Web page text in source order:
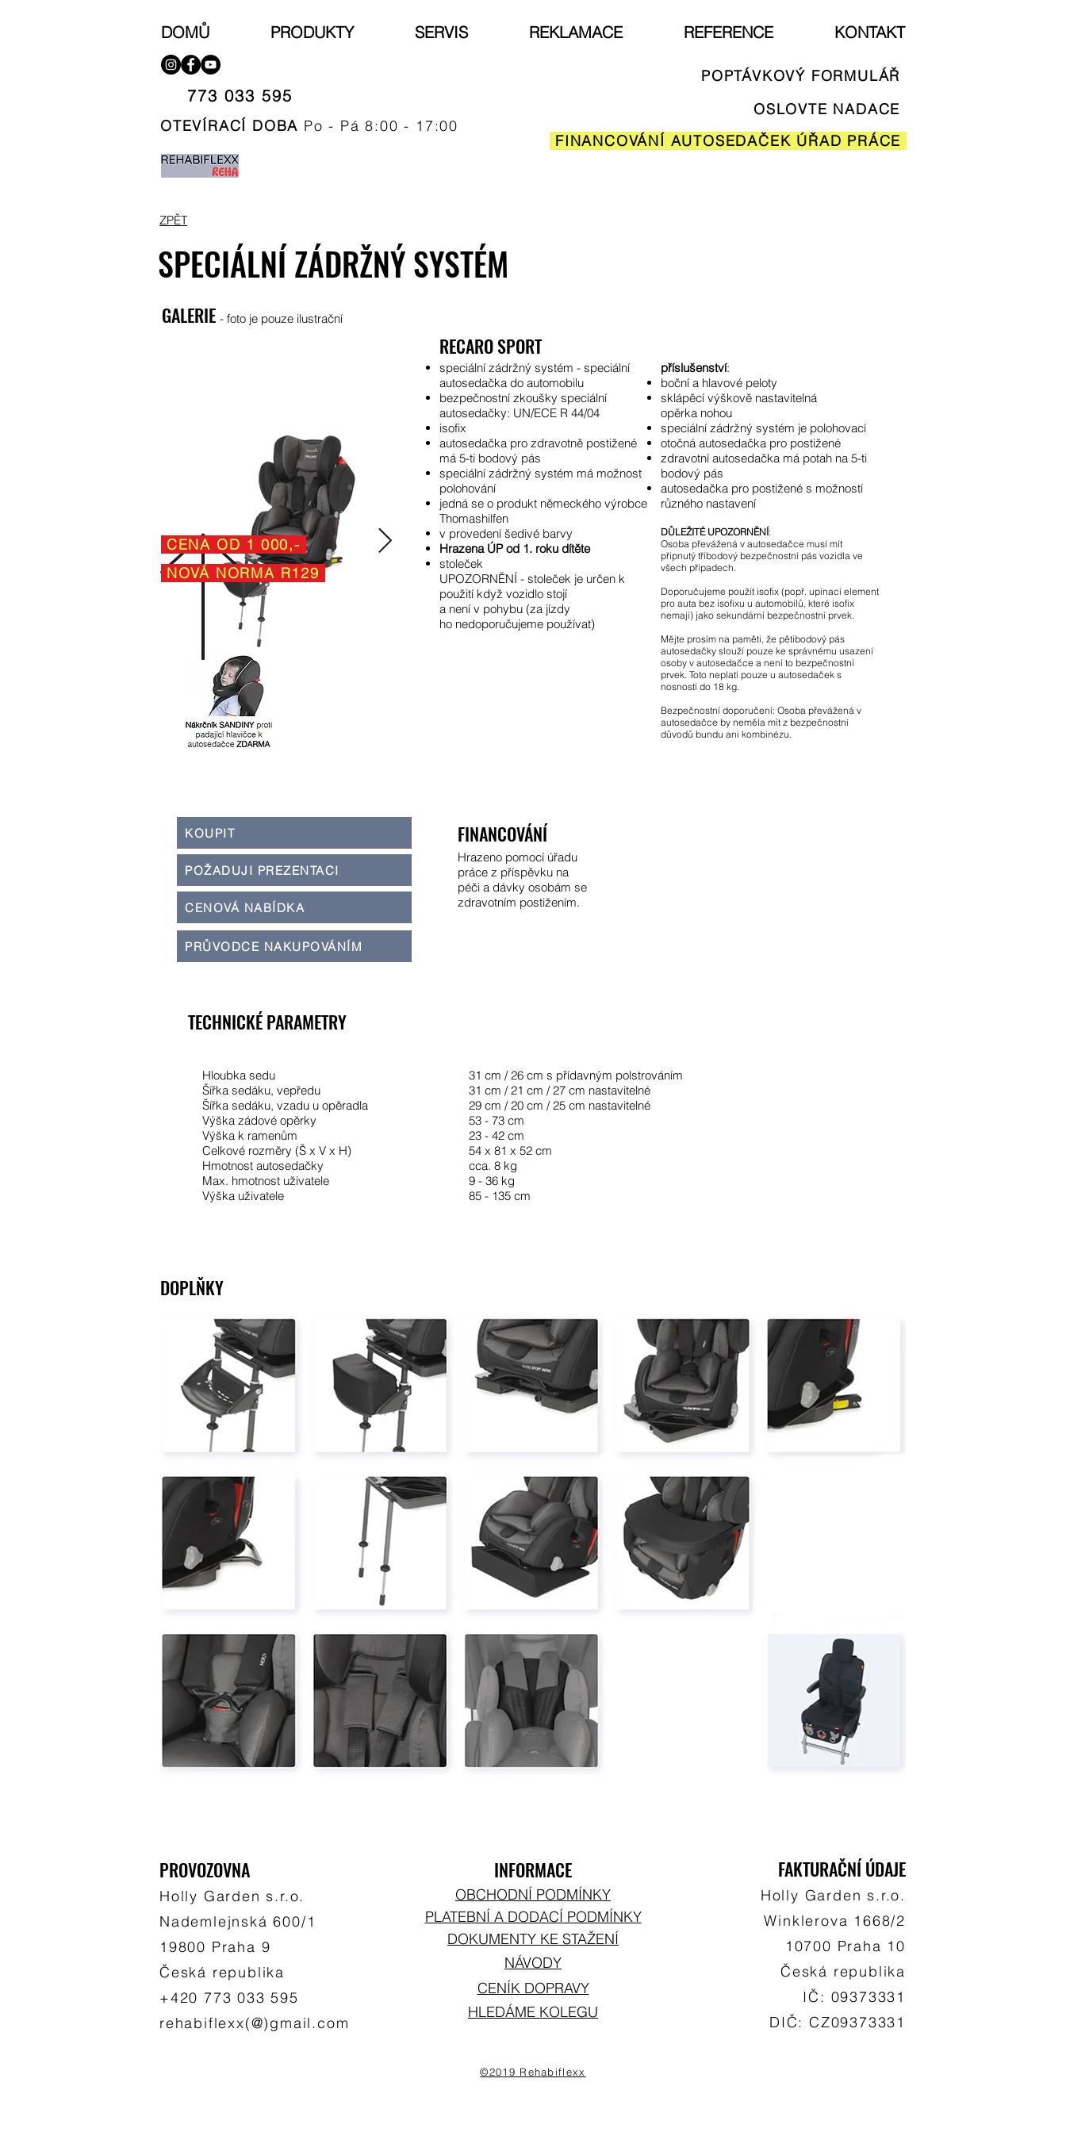
DOMŮ PRODUKTY SERVIS REKLAMACE REFERENCE KONTAKT
773 033 595​
OTEVÍRACÍ DOBA Po - Pá 8:00 - 17:00
POPTÁVKOVÝ FORMULÁŘ
OSLOVTE NADACE
FINANCOVÁNÍ AUTOSEDAČEK ÚŘAD PRÁCE
ZPĚT
SPECIÁLNÍ ZÁDRŽNÝ SYSTÉM
GALERIE - foto je pouze ilustrační
CENA OD 1 000,-
NOVÁ NORMA R129
RECARO SPORT
speciální zádržný systém - speciální
autosedačka do automobilu
bezpečnostní zkoušky speciální
autosedačky: UN/ECE R 44/04
isofix
autosedačka pro zdravotně postižené
má 5-ti bodový pás
speciální zádržný systém má možnost
polohování
jedná se o produkt německého výrobce
Thomashilfen
v provedení šedivé barvy
Hrazena ÚP od 1. roku dítěte
stoleček
UPOZORNĚNÍ - stoleček je určen k
použití když vozidlo stojí
a není v pohybu (za jízdy
ho nedoporučujeme používat)
příslušenství:
boční a hlavové peloty
​sklápěcí výškově nastavitelná
opěrka nohou
speciální zádržný systém je polohovací
otočná autosedačka pro postižené
zdravotní autosedačka má potah na 5-ti
bodový pás
autosedačka pro postižené s možností
různého nastavení
DŮLEŽITÉ UPOZORNĚNÍ:
Osoba převážená v autosedačce musí mít
připnutý tříbodový bezpečnostní pás vozidla ve
všech případech.
Doporučujeme použít isofix (popř. upínací element
pro auta bez isofixu u automobilů, které isofix
nemají) jako sekundární bezpečnostní prvek.
Mějte prosím na paměti, že pětibodový pás
autosedačky slouží pouze ke správnému usazení
osoby v autosedačce a není to bezpečnostní
prvek. Toto neplatí pouze u autosedaček s
nosností do 18 kg.
Bezpečnostní doporučení: Osoba převážená v
autosedačce by neměla mít z bezpečnostní
důvodů bundu ani kombinézu.
KOUPIT
POŽADUJI PREZENTACI
CENOVÁ NABÍDKA
PRŮVODCE NAKUPOVÁNÍM
FINANCOVÁNÍ
Hrazeno pomocí úřadu
práce z příspěvku na
péči a dávky osobám se
zdravotním postižením.
TECHNICKÉ PARAMETRY
Hloubka sedu
Šířka sedáku, vepředu
Šířka sedáku, vzadu u opěradla
Výška zádové opěrky
Výška k ramenům
Celkové rozměry (Š x V x H)
Hmotnost autosedačky
Max. hmotnost uživatele
Výška uživatele
31 cm / 26 cm s přídavným polstrováním
31 cm / 21 cm / 27 cm nastavitelné
29 cm / 20 cm / 25 cm nastavitelné
53 - 73 cm
23 - 42 cm
54 x 81 x 52 cm
cca. 8 kg
9 - 36 kg
85 - 135 cm
DOPLŇKY
PROVOZOVNA
Holly Garden s.r.o.
Nademlejnská 600/1
19800 Praha 9
Česká republika
+420 773 033 595
rehabiflexx(@)gmail.com
INFORMACE
OBCHODNÍ PODMÍNKY
PLATEBNÍ A DODACÍ PODMÍNKY
DOKUMENTY KE STAŽENÍ
NÁVODY
CENÍK DOPRAVY
HLEDÁME KOLEGU
©2019 Rehabiflexx
FAKTURAČNÍ ÚDAJE
Holly Garden s.r.o.
Winklerova 1668/2
10700 Praha 10
Česká republika
IČ: 09373331
DIČ: CZ09373331